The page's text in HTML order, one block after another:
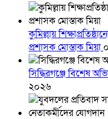
কুমিল্লায়
প্রশাসক মোস্তাক মিয়া
সিদ্ধিরগঞ্জে বিশেষ
২০২৬